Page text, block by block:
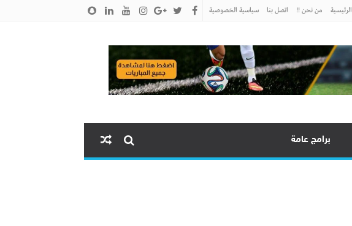
الرئيسية من نحن !! اتصل بنا سياسية الخصوصية
برامج عامة